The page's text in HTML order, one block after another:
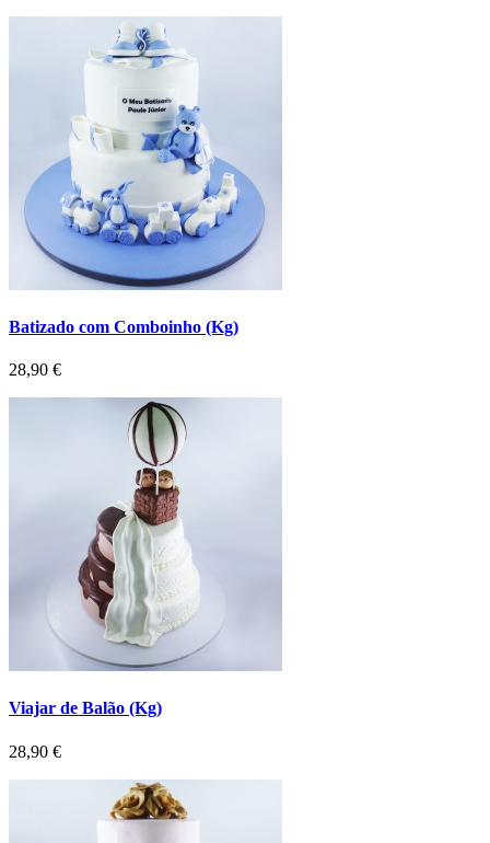
Batizado com Comboinho (Kg)
Preço
28,90 €
Viajar de Balão (Kg)
Preço
28,90 €